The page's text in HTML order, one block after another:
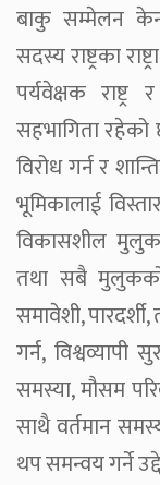
बाकु सम्मेलन
सदस्य राष्ट्रका
पर्यवेक्षक
सहभागिता रहेको
विरोध गर्न र
भूमिकालाई
विकासशील
तथा सबै मुलुकको
समावेशी, पारदर्शी,
गर्न, विश्वव्यापी
समस्या, मौसम
साथै वर्तमान
थप समन्वय गर्ने